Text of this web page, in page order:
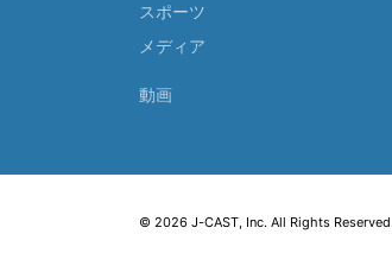
スポーツ
メディア
動画
© 2026 J-CAST, Inc. All Rights